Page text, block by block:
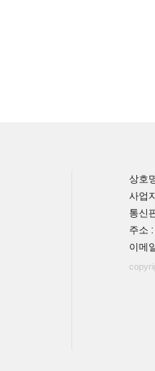
상호
사업
통신
주소
이메